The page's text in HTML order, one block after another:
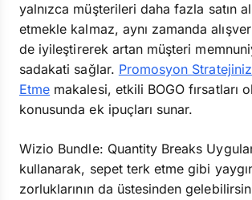
yalnızca müşterileri daha fazla satın
etmekle kalmaz, aynı zamanda
de iyileştirerek artan müşteri
sadakati sağlar. Promosyon
Etme makalesi, etkili BOGO fırsatları
konusunda ek ipuçları sunar.
Wizio Bundle: Quantity Breaks
kullanarak, sepet terk etme gibi
zorluklarının da üstesinden